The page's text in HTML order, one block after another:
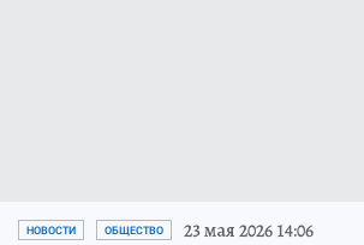
НОВОСТИ ОБЩЕСТВО 23 мая 2026 14:06